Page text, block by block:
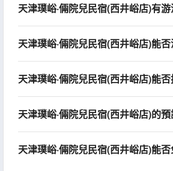
天津璞峪·倆院兒民宿(西井峪店)有
天津璞峪·倆院兒民宿(西井峪店)能否
天津璞峪·倆院兒民宿(西井峪店)能
天津璞峪·倆院兒民宿(西井峪店)的
天津璞峪·倆院兒民宿(西井峪店)能